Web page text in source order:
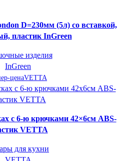
D=230мм (5л) со вставкой,
пластик InGreen
изделия
InGreen
ценаVETTA
с 6-ю крючками 42×6см ABS-
VETTA
для кухни